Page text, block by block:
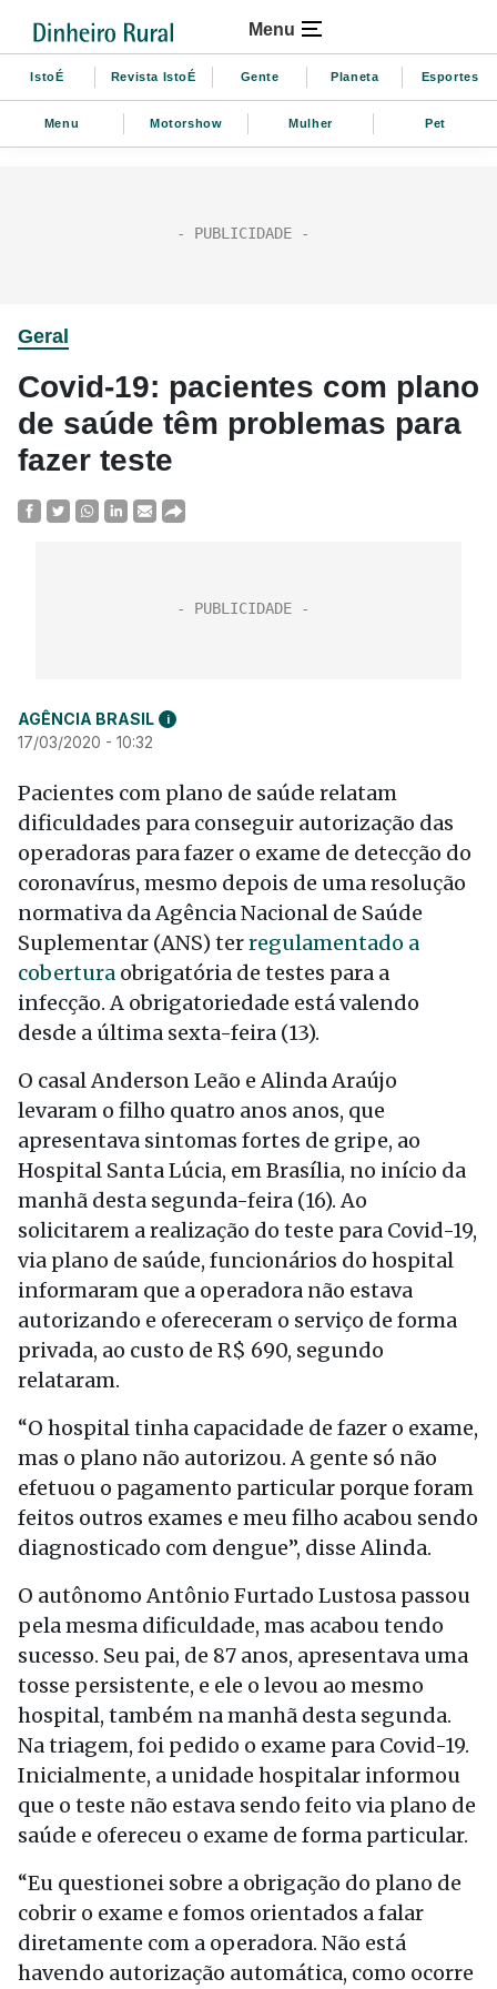
Menu
IstoÉ Revista IstoÉ Gente Planeta Esportes
Menu Motorshow Mulher Pet
Geral
Covid-19: pacientes com plano
de saúde têm problemas para
fazer teste
AGÊNCIA BRASIL i
17/03/2020 - 10:32
Pacientes com plano de saúde relatam
dificuldades para conseguir autorização das
operadoras para fazer o exame de detecção do
coronavírus, mesmo depois de uma resolução
normativa da Agência Nacional de Saúde
Suplementar (ANS) terregulamentado a
cobertura obrigatória de testes para a
infecção. A obrigatoriedade está valendo
desde a última sexta-feira (13).
O casal Anderson Leão e Alinda Araújo
levaram o filho quatro anos anos, que
apresentava sintomas fortes de gripe, ao
Hospital Santa Lúcia, em Brasília, no início da
manhã desta segunda-feira (16). Ao
solicitarem a realização do teste para Covid-19,
via plano de saúde, funcionários do hospital
informaram que a operadora não estava
autorizando e ofereceram o serviço de forma
privada, ao custo de R$ 690, segundo
relataram.
“O hospital tinha capacidade de fazer o exame,
mas o plano não autorizou. A gente só não
efetuou o pagamento particular porque foram
feitos outros exames e meu filho acabou sendo
diagnosticado com dengue”, disse Alinda.
O autônomo Antônio Furtado Lustosa passou
pela mesma dificuldade, mas acabou tendo
sucesso. Seu pai, de 87 anos, apresentava uma
tosse persistente, e ele o levou ao mesmo
hospital, também na manhã desta segunda.
Na triagem, foi pedido o exame para Covid-19.
Inicialmente, a unidade hospitalar informou
que o teste não estava sendo feito via plano de
saúde e ofereceu o exame de forma particular.
“Eu questionei sobre a obrigação do plano de
cobrir o exame e fomos orientados a falar
diretamente com a operadora. Não está
havendo autorização automática, como ocorre